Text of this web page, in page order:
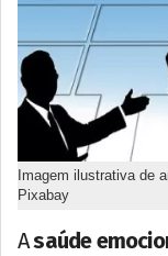
Imagem ilustrativa de
Pixabay
Asaúde